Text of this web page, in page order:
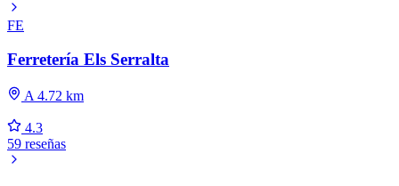
FE
Ferretería Els Serralta
A 4.72 km
4.3
59 reseñas